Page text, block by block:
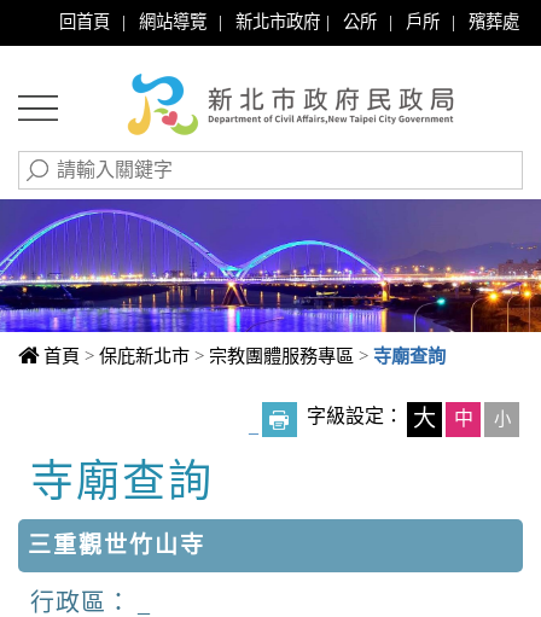
回首頁 | 網站導覽 | 新北市政府 | 公所 | 戶所 | 殯葬處
首頁 > 保庇新北市 > 宗教團體服務專區 > 寺廟查詢
字級設定： 大 中 小
中央內容區塊
寺廟查詢
三重觀世竹山寺
行政區：